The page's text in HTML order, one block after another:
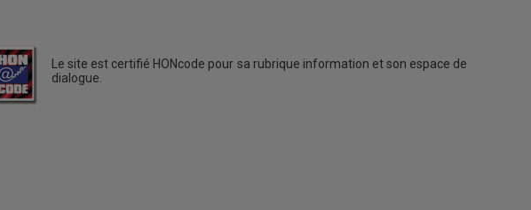
Le site est certifié HONcode pour sa rubrique information et son espace de
dialogue.